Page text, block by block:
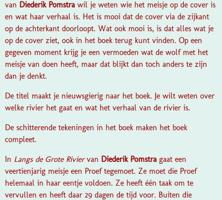
van Diederik Pomstra wil je weten wie het meisje op de cover is
en wat haar verhaal is. Het is mooi dat de cover via de zijkant
op de achterkant doorloopt. Wat ook mooi is, is dat alles wat je
op de cover ziet, ook in het boek terug kunt vinden. Op een
gegeven moment krijg je een vermoeden wat de wolf met het
meisje van doen heeft, maar dat blijkt dan toch anders te zijn
dan je denkt.
De titel maakt je nieuwsgierig naar het boek. Je wilt weten over
welke rivier het gaat en wat het verhaal van de rivier is.
De schitterende tekeningen in het boek maken het boek
compleet.
In Langs de Grote Riviervan Diederik Pomstra gaat een
veertienjarig meisje een Proef tegemoet. Ze moet die Proef
helemaal in haar eentje voldoen. Ze heeft één taak om te
vervullen en heeft daar 29 dagen de tijd voor. Buiten die